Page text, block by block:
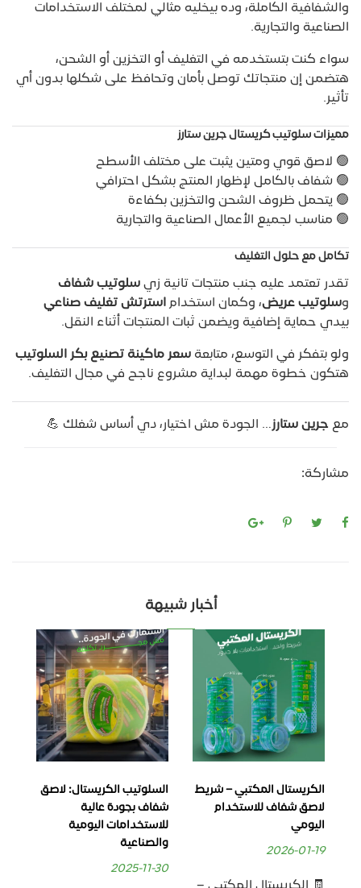
والشفافية الكاملة، وده بيخليه مثالي لمختلف الاستخدامات
الصناعية والتجارية.
سواء كنت بتستخدمه في التغليف أو التخزين أو الشحن،
هتضمن إن منتجاتك توصل بأمان وتحافظ على شكلها بدون أي
تأثير.
مميزات سلوتيب كريستال جرين ستارز
🟢 لاصق قوي ومتين يثبت على مختلف الأسطح
🟢 شفاف بالكامل لإظهار المنتج بشكل احترافي
🟢 يتحمل ظروف الشحن والتخزين بكفاءة
🟢 مناسب لجميع الأعمال الصناعية والتجارية
تكامل مع حلول التغليف
تقدر تعتمد عليه جنب منتجات تانية زي سلوتيب شفاف
وسلوتيب عريض، وكمان استخدام استرتش تغليف صناعي
بيدي حماية إضافية ويضمن ثبات المنتجات أثناء النقل.
ولو بتفكر في التوسع، متابعة سعر ماكينة تصنيع بكر السلوتيب
هتكون خطوة مهمة لبداية مشروع ناجح في مجال التغليف.
مع جرين ستارز… الجودة مش اختيار، دي أساس شغلك 💪
مشاركة:
أخبار شبيهة
الكريستال المكتبي – شريط
لاصق شفاف للاستخدام
اليومي
2026-01-19
🧾 الكريستال المكتبي –
السلوتيب الكريستال: لاصق
شفاف بجودة عالية
للاستخدامات اليومية
والصناعية
2025-11-30